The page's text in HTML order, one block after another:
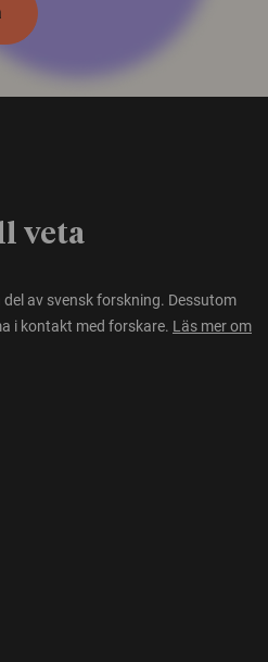
veta
av svensk forskning. Dessutom
i kontakt med forskare. Läs mer om